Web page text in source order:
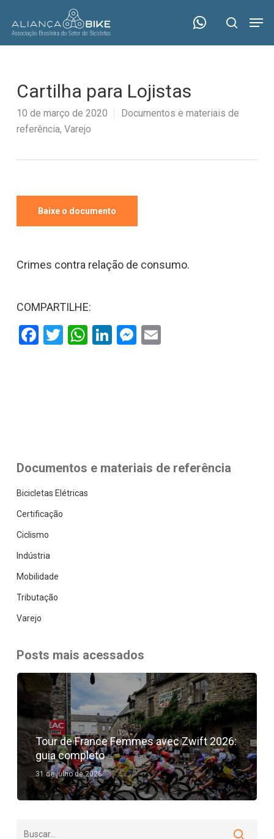
main
search
Cartilha para Lojistas
10 de março de 2020
Documentos e materiais de
referência, Varejo
Baixe o documento
Crimes contra relação de consumo.
COMPARTILHE:
Facebook
Twitter
WhatsApp
LinkedIn
Messenger
Email
Documentos e materiais de referência
Bicicletas Elétricas
Certificação
Ciclismo
Indústria
Mobilidade
Tributação
Varejo
Posts mais acessados
Tour de France Femmes avec Zwift 2026:
guia completo
31 de julho de 2026